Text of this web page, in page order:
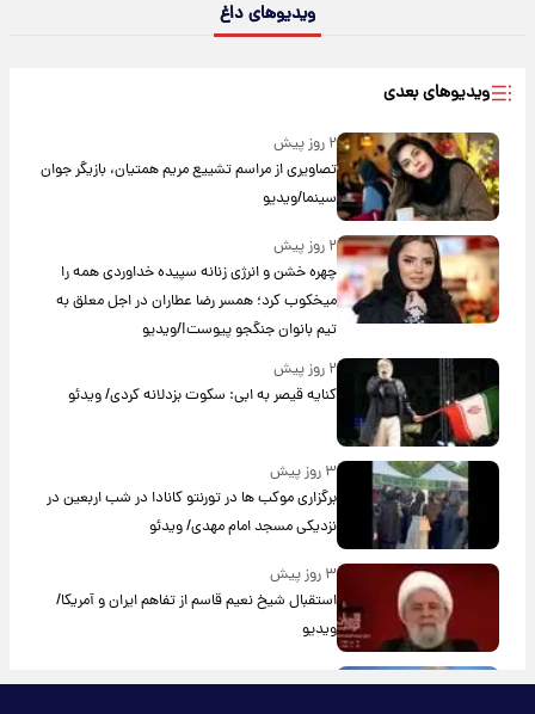
ویدیوهای داغ
ویدیوهای بعدی
۲ روز پیش
تصاویری از مراسم تشییع مریم همتیان، بازیگر جوان
سینما/ویدیو
۲ روز پیش
چهره خشن و انرژی زنانه سپیده خداوردی همه را
میخکوب کرد؛ همسر رضا عطاران در اجل معلق به
تیم بانوان جنگجو پیوست!/ویدیو
۲ روز پیش
کنایه قیصر به ابی: سکوت بزدلانه کردی/ ویدئو
۳ روز پیش
برگزاری موکب ها در تورنتو کانادا در شب اربعین در
نزدیکی مسجد امام مهدی/ ویدئو
۳ روز پیش
استقبال شیخ نعیم قاسم از تفاهم ایران و آمریکا/
ویدیو